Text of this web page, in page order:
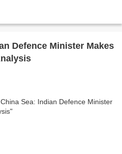
Defence Minister Makes